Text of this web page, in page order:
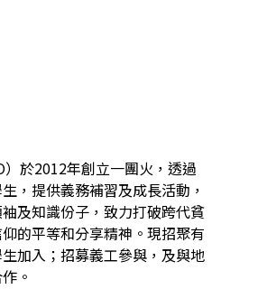
）於2012年創立一團火，透過
，提供義務補習及成長活動，
及知識份子，致力打破跨代貧
的平等和分享精神。現招聚有
加入；招募義工參與，及與地
。